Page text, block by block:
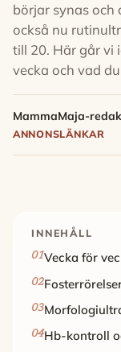
börjar synas och
också nu
till 20. Här går vi
vecka och vad
MammaMaja-
ANNONSLÄNKAR
INNEHÅLL
Vecka för
Hb-kontroll